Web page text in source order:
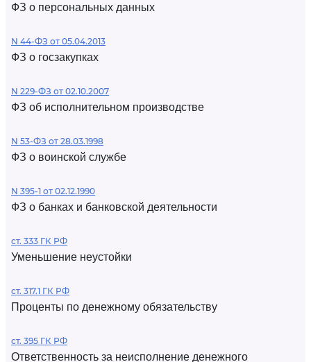
ФЗ о персональных данных
N 44-ФЗ от 05.04.2013
ФЗ о госзакупках
N 229-ФЗ от 02.10.2007
ФЗ об исполнительном производстве
N 53-ФЗ от 28.03.1998
ФЗ о воинской службе
N 395-1 от 02.12.1990
ФЗ о банках и банковской деятельности
ст. 333 ГК РФ
Уменьшение неустойки
ст. 317.1 ГК РФ
Проценты по денежному обязательству
ст. 395 ГК РФ
Ответственность за неисполнение денежного